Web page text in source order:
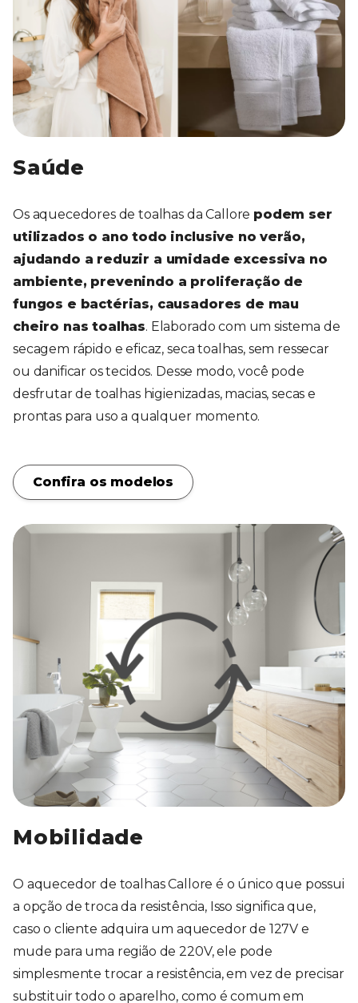
Saúde
Os aquecedores de toalhas da Callore podem ser
utilizados o ano todo inclusive no verão,
ajudando a reduzir a umidade excessiva no
ambiente, prevenindo a proliferação de
fungos e bactérias, causadores de mau
cheiro nas toalhas. Elaborado com um sistema de
secagem rápido e eficaz, seca toalhas, sem ressecar
ou danificar os tecidos. Desse modo, você pode
desfrutar de toalhas higienizadas, macias, secas e
prontas para uso a qualquer momento.
Confira os modelos
Mobilidade
O aquecedor de toalhas Callore é o único que possui
a opção de troca da resistência, Isso significa que,
caso o cliente adquira um aquecedor de 127V e
mude para uma região de 220V, ele pode
simplesmente trocar a resistência, em vez de precisar
substituir todo o aparelho, como é comum em